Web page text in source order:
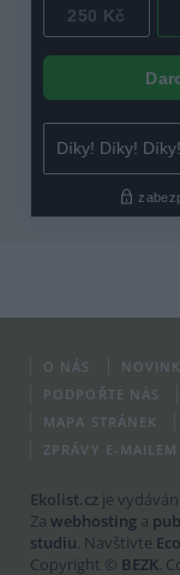
O NÁS
PODPOŘTE NÁS
MAPA STRÁNEK
ZPRÁVY E-MAILEM
Ekolist.cz je
Za webhosting a
studiu. Navštivte
Copyright © BEZK.